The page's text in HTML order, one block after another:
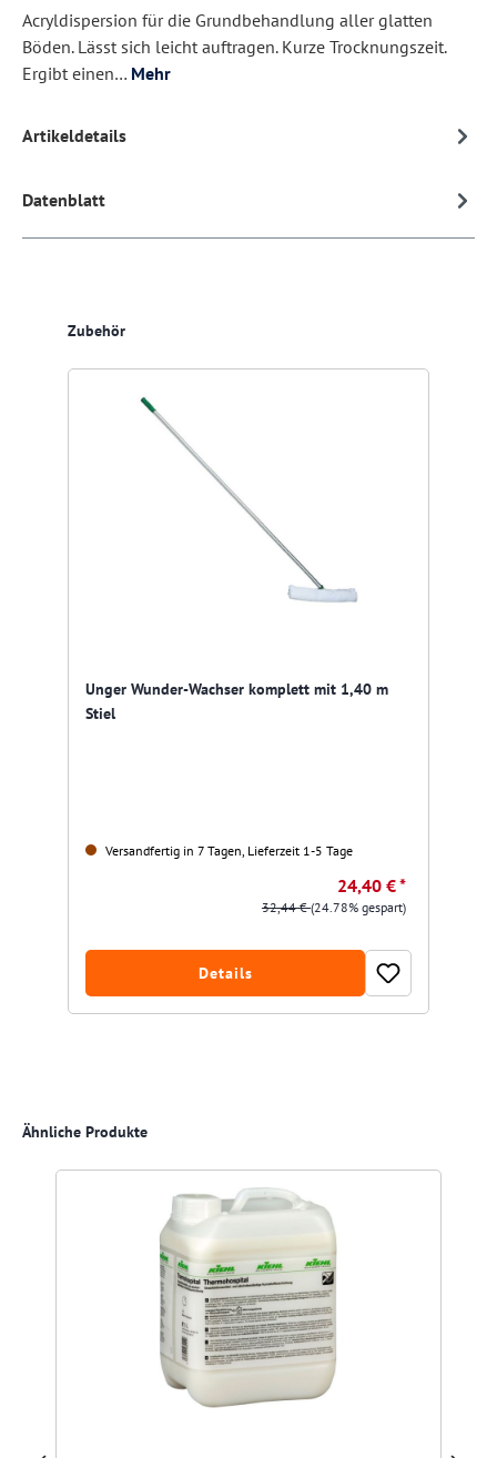
Acryldispersion für die Grundbehandlung aller glatten
Böden. Lässt sich leicht auftragen. Kurze Trocknungszeit.
Ergibt einen… Mehr
Artikeldetails
Datenblatt
Produktgalerie überspringen
Zubehör
Unger Wunder-Wachser komplett mit 1,40 m
Stiel
Versandfertig in 7 Tagen, Lieferzeit 1-5 Tage
24,40 € *
32,44 €(24.78% gespart)
Details
Produktgalerie überspringen
Ähnliche Produkte